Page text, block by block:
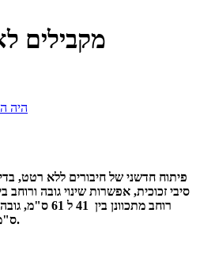
מקבילים
היה
פיתוח חדשני של חיבורים ללא רטט,
ס"מ, רוחב בסיס הרגליים 147 ס"מ.